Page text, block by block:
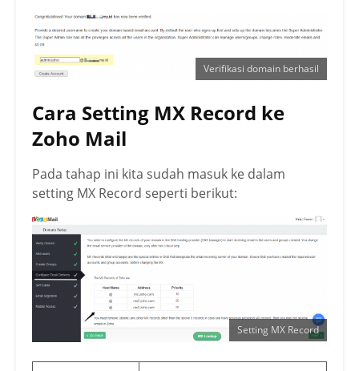
Verifikasi domain berhasil
Cara Setting MX Record ke
Zoho Mail
Pada tahap ini kita sudah masuk ke dalam
setting MX Record seperti berikut:
Setting MX Record